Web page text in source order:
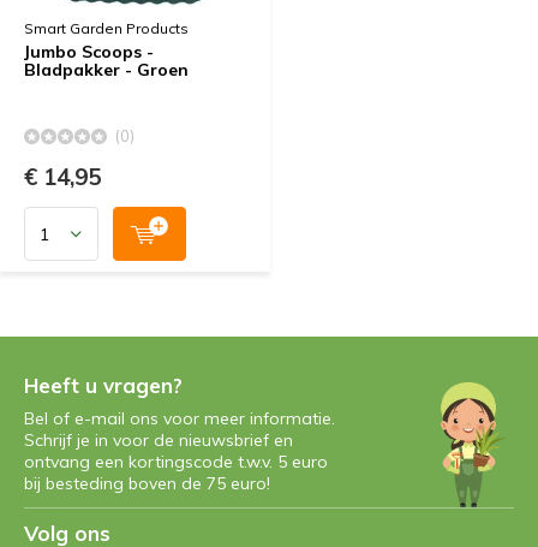
Smart Garden Products
Jumbo Scoops -
Bladpakker - Groen
(0)
€ 14,95
Heeft u vragen?
Bel of e-mail ons voor meer informatie.
Schrijf je in voor de nieuwsbrief en
ontvang een kortingscode t.w.v. 5 euro
bij besteding boven de 75 euro!
Volg ons